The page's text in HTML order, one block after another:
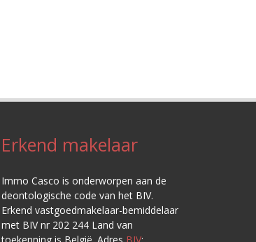
Erkend makelaar
Immo Casco is onderworpen aan de
deontologische code van het BIV.
Erkend vastgoedmakelaar-bemiddelaar
met BIV nr 202 244 Land van